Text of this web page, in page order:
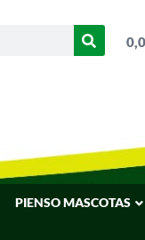
PIENSO MASCOTAS